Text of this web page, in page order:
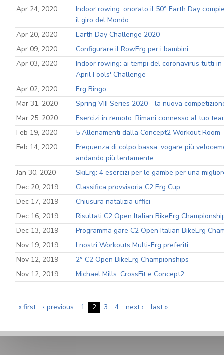
Apr 24, 2020
Indoor rowing: onorato il 50° Earth Day
il giro del Mondo
Apr 20, 2020
Earth Day Challenge 2020
Apr 09, 2020
Configurare il RowErg per i bambini
Apr 03, 2020
Indoor rowing: ai tempi del coronavirus tutti in
April Fools' Challenge
Apr 02, 2020
Erg Bingo
Mar 31, 2020
Spring VIII Series 2020 - la nuova
Mar 25, 2020
Esercizi in remoto: Rimani connesso al tuo
Feb 19, 2020
5 Allenamenti dalla Concept2 Workout Room
Feb 14, 2020
Frequenza di colpo bassa: vogare più
andando più lentamente
Jan 30, 2020
SkiErg: 4 esercizi per le gambe per una
Dec 20, 2019
Classifica provvisoria C2 Erg Cup
Dec 17, 2019
Chiusura natalizia uffici
Dec 16, 2019
Risultati C2 Open Italian BikeErg
Dec 13, 2019
Programma gare C2 Open Italian BikeErg
Nov 19, 2019
I nostri Workouts Multi-Erg preferiti
Nov 12, 2019
2° C2 Open BikeErg Championships
Nov 12, 2019
Michael Mills: CrossFit e Concept2
« first ‹ previous 1 2 3 4 next › last »